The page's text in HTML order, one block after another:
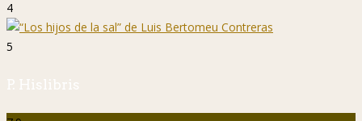
4
5
P. Hislibris